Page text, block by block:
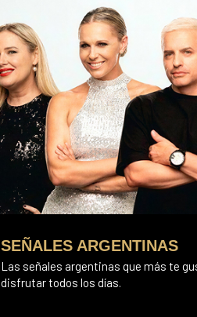
SEÑALES ARGENTINAS
Las señales argentinas que más te
disfrutar todos los días.